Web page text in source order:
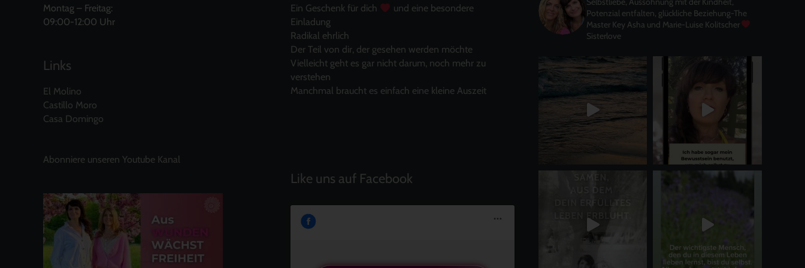
Montag – Freitag:
09:00-12:00 Uhr
Links
El Molino
Castillo Moro
Casa Domingo
Abonniere unseren Youtube Kanal
Ein Geschenk für dich
und eine besondere
Einladung
Radikal ehrlich
Der Teil von dir, der gesehen werden möchte
Vielleicht geht es gar nicht darum, noch mehr zu
verstehen
Manchmal braucht es einfach eine kleine Auszeit
Like uns auf Facebook
Potenzial entfalten, glückliche Beziehung-The
Master KeyAsha und Marie-Luise Kolitscher
Sisterlove